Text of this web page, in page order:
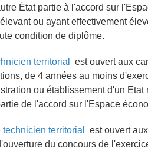
État partie à l'accord sur
ou ayant effectivement
condition de diplôme.
territorial est ouvert aux
de 4 années au moins
ou établissement d'un Etat
de l'accord sur l'Espace
territorial est ouvert
du concours de